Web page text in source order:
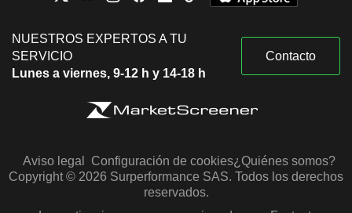
NUESTROS EXPERTOS A TU
SERVICIO
Lunes a viernes, 9-12 h y 14-18 h
Contacto
Aviso legal Configuración de cookies¿Quiénes somos?
Copyright © 2026 Surperformance SAS. Todos los derechos
reservados.